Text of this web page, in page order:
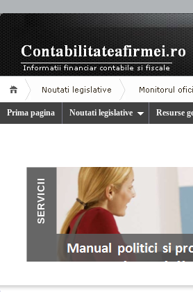
Prima pagina Noutati legislative Resurse